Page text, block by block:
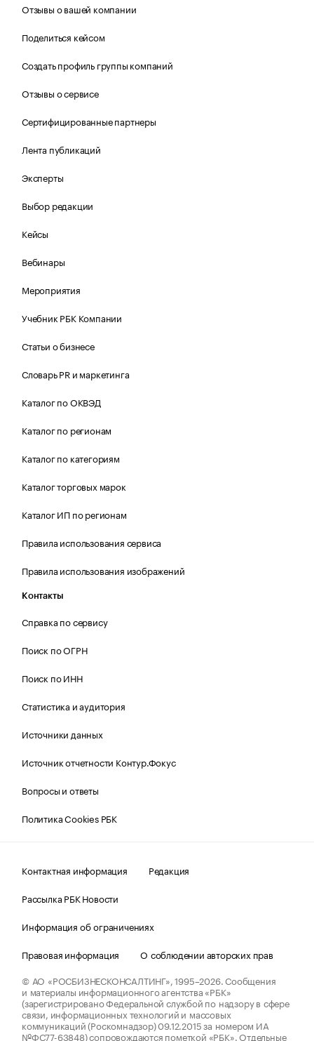
Отзывы о вашей компании
Поделиться кейсом
Создать профиль группы компаний
Отзывы о сервисе
Сертифицированные партнеры
Лента публикаций
Эксперты
Выбор редакции
Кейсы
Вебинары
Мероприятия
Учебник РБК Компании
Статьи о бизнесе
Словарь PR и маркетинга
Каталог по ОКВЭД
Каталог по регионам
Каталог по категориям
Каталог торговых марок
Каталог ИП по регионам
Правила использования сервиса
Правила использования изображений
Контакты
Справка по сервису
Поиск по ОГРН
Поиск по ИНН
Статистика и аудитория
Источники данных
Источник отчетности Контур.Фокус
Вопросы и ответы
Политика Cookies РБК
Контактная информация
Редакция
Рассылка РБК Новости
Информация об ограничениях
Правовая информация
О соблюдении авторских прав
© АО «РОСБИЗНЕСКОНСАЛТИНГ»,1995–2026.Сообщения
и материалы информационного агентства «РБК»
(зарегистрировано Федеральной службой по надзору в сфере
связи, информационных технологий и массовых
коммуникаций (Роскомнадзор) 09.12.2015 за номером ИА
№ФС77-63848) сопровождаются пометкой «РБК». Отдельные